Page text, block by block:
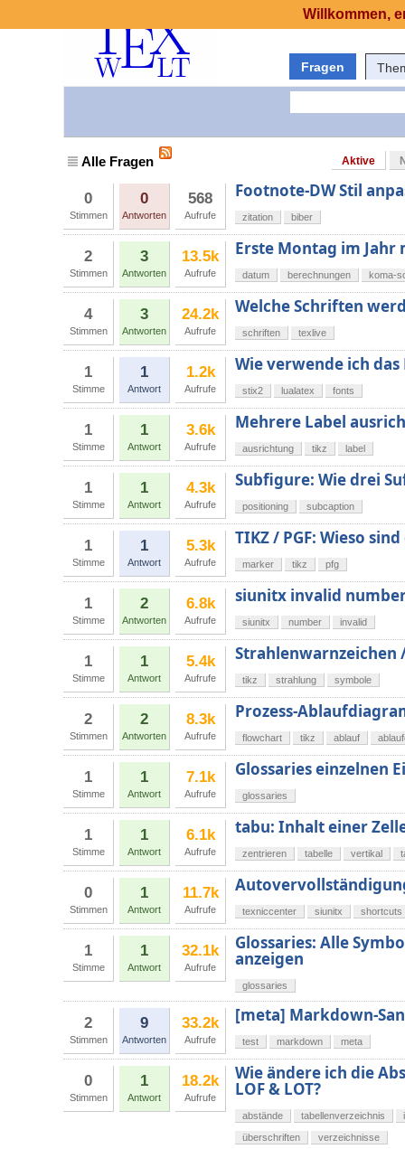
Fragen
Alle Fragen Aktive
0
Stimmen
0
Antworten
568
Aufrufe
Footnote-DW Stil
zitation biber
2
Stimmen
3
Antworten
13.5k
Aufrufe
Erste Montag im
datum berechnungen koma-
4
Stimmen
3
Antworten
24.2k
Aufrufe
Welche Schriften
schriften texlive
1
Stimme
1
Antwort
1.2k
Aufrufe
Wie verwende ich
stix2 lualatex fonts
1
Stimme
1
Antwort
3.6k
Aufrufe
Mehrere Label
ausrichtung tikz label
1
Stimme
1
Antwort
4.3k
Aufrufe
Subfigure: Wie drei
positioning subcaption
1
Stimme
1
Antwort
5.3k
Aufrufe
TIKZ / PGF: Wieso
marker tikz pfg
1
Stimme
2
Antworten
6.8k
Aufrufe
siunitx invalid
siunitx number invalid
1
Stimme
1
Antwort
5.4k
Aufrufe
Strahlenwarnzeichen
tikz strahlung symbole
2
Stimmen
2
Antworten
8.3k
Aufrufe
Prozess-
flowchart tikz ablauf
1
Stimme
1
Antwort
7.1k
Aufrufe
Glossaries einzelnen
glossaries
1
Stimme
1
Antwort
6.1k
Aufrufe
tabu: Inhalt einer
zentrieren tabelle vertikal
0
Stimmen
1
Antwort
11.7k
Aufrufe texniccenter siunitx shortcuts
1
Stimme
1
Antwort
32.1k
Aufrufe
Glossaries: Alle
anzeigen
glossaries
2
Stimmen
9
Antworten
33.2k
Aufrufe
[meta] Markdown-
test markdown meta
0
Stimmen
1
Antwort
18.2k
Aufrufe
Wie ändere ich die
LOF & LOT?
abstände tabellenverzeichnis
überschriften
verzeichnisse
Willkommen,